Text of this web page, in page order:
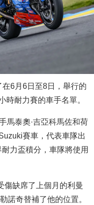
6月6日至8日，舉行的
時耐力賽的車手名單。
馬泰奧·吉亞科馬佐和荷
賽車，代表車隊出
力盃積分，車隊將使用
傷缺席了上個月的利曼
諾奇替補了他的位置。